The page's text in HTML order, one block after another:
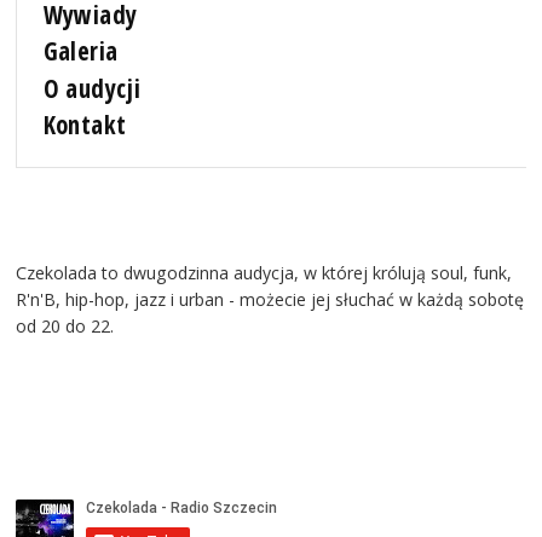
Wywiady
Galeria
O audycji
Kontakt
Czekolada to dwugodzinna audycja, w której królują soul, funk,
R'n'B, hip-hop, jazz i urban - możecie jej słuchać w każdą sobotę
od 20 do 22.